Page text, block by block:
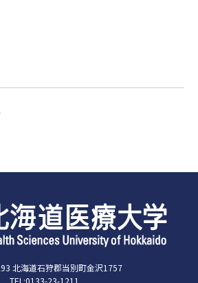
北海道石狩郡当別町金沢1757
TEL:0133-23-1211